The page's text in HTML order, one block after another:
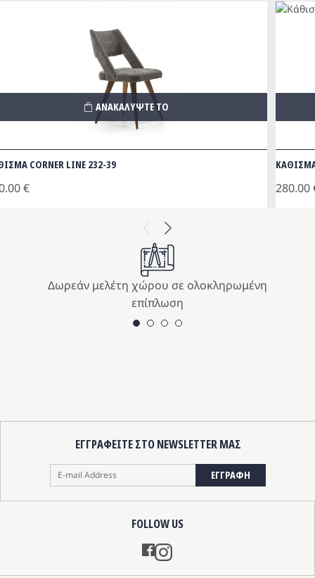
Previous
CORNER LINE 232-39
€
ΑΝΑΚΑΛΥΨΤΕ ΤΟ
ΚΑΘΙΣΜΑ
280.00
Next
Δωρεάν μελέτη χώρου σε ολοκληρωμένη
επίπλωση
FOLLOW US
Instagram
ΕΓΓΡΑΦΕΙΤΕ ΣΤΟ NEWSLETTER ΜΑΣ
ΕΓΓΡΑΦΗ